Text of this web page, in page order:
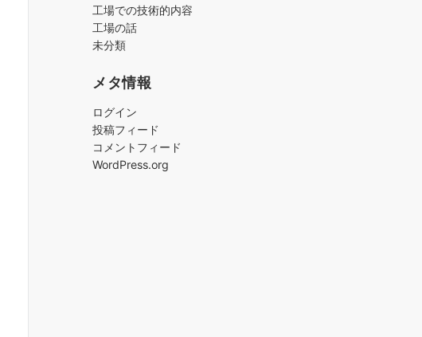
工場での技術的内容
工場の話
未分類
メタ情報
ログイン
投稿フィード
コメントフィード
WordPress.org